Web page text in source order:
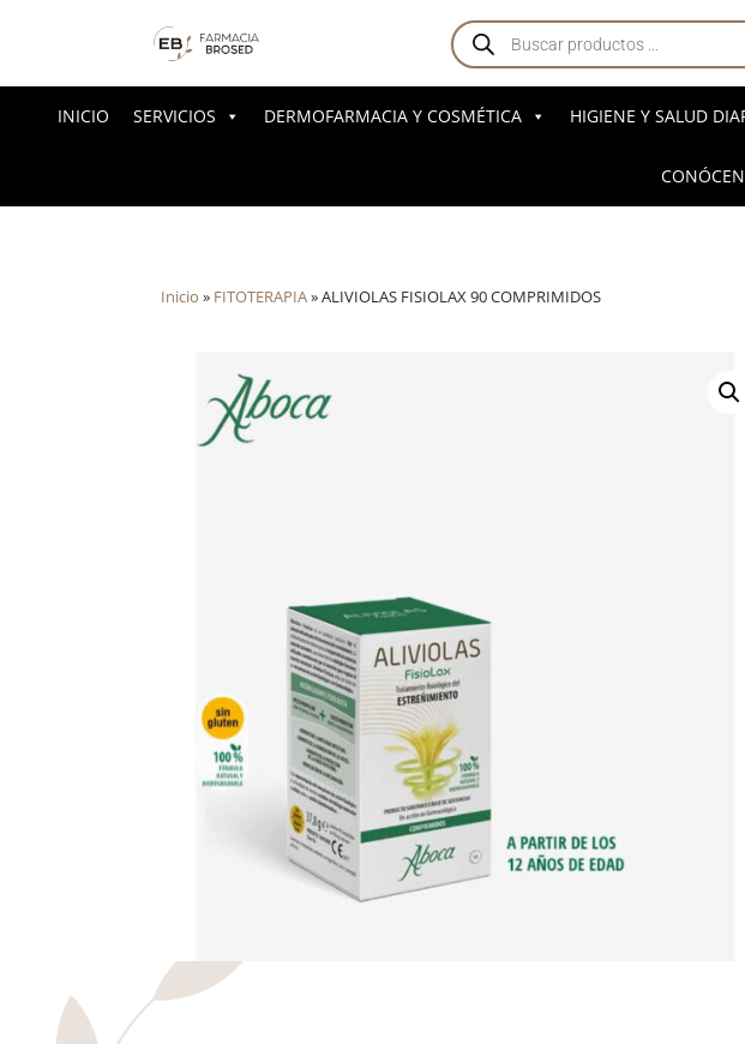
Búsqueda
de
productos
INICIO SERVICIOS DERMOFARMACIA Y COSMÉTICA HIGIENE Y SALUD
Inicio » FITOTERAPIA»ALIVIOLAS FISIOLAX 90 COMPRIMIDOS